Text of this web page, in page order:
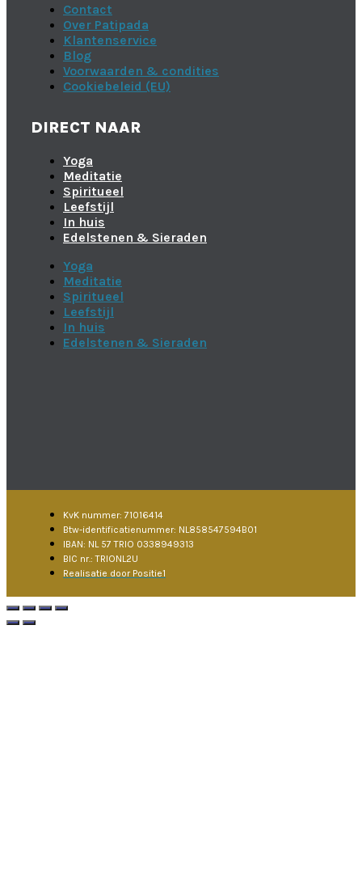
Contact
Over Patipada
Klantenservice
Blog
Voorwaarden & condities
Cookiebeleid (EU)
DIRECT NAAR
Yoga
Meditatie
Spiritueel
Leefstijl
In huis
Edelstenen & Sieraden
Yoga
Meditatie
Spiritueel
Leefstijl
In huis
Edelstenen & Sieraden
KvK nummer: 71016414
Btw-identificatienummer: NL858547594B01
IBAN: NL 57 TRIO 0338949313
BIC nr.: TRIONL2U
Realisatie door Positie1